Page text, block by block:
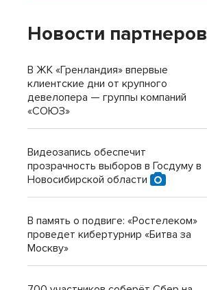
Новости партнеров
В ЖК «Гренландия» впервые
клиентские дни от крупного
девелопера — группы компаний
«СОЮЗ»
Видеозапись обеспечит
прозрачность выборов в Госдуму в
Новосибирской области
В память о подвиге: «Ростелеком»
проведет кибертурнир «Битва за
Москву»